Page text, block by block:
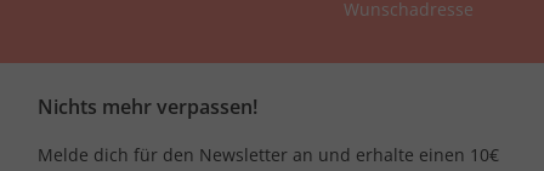
Wunschadresse
Nichts mehr verpassen!
Melde dich für den Newsletter an und erhalte einen 10€